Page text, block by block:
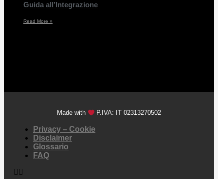
Guida all’Integrazione
Read More »
Made with P.IVA: IT 02313270502
Privacy – Cookie
Disclaimer
Glossario
FAQ